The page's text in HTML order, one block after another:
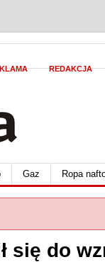
REDAKCJA
Gaz Ropa
się do